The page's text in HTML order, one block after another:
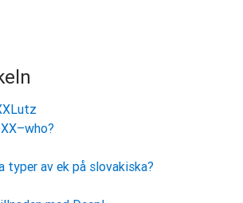
typer av ek på slovakiska?